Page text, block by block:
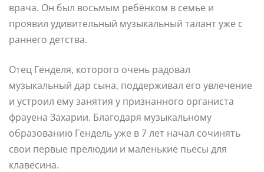
врача. Он был восьмым ребёнком в семье и
проявил удивительный музыкальный талант уже с
раннего детства.
Отец Генделя, которого очень радовал
музыкальный дар сына, поддерживал его увлечение
и устроил ему занятия у признанного органиста
фрауена Захарии. Благодаря музыкальному
образованию Гендель уже в 7 лет начал сочинять
свои первые прелюдии и маленькие пьесы для
клавесина.